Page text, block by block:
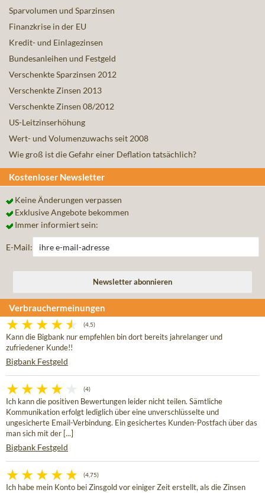
Sparvolumen und Sparzinsen
Finanzkrise in der EU
Kredit- und Einlagezinsen
Bundesanleihen und Festgeld
Verschenkte Sparzinsen 2012
Verschenkte Zinsen 2013
Verschenkte Zinsen 08/2012
US-Leitzinserhöhung
Wert- und Volumenzuwachs seit 2008
Wie groß ist die Gefahr einer Deflation tatsächlich?
Kostenloser Newsletter
Keine Änderungen verpassen
Exklusive Angebote bekommen
Immer informiert sein:
E-Mail:
Verbrauchermeinungen
(4,5)
Kann die Bigbank nur empfehlen bin dort bereits jahrelanger und
zufriedener Kunde!!
Bigbank Festgeld
(4)
Ich kann die positiven Bewertungen leider nicht teilen. Sämtliche
Kommunikation erfolgt lediglich über eine unverschlüsselte und
ungesicherte Email-Verbindung. Ein gesichertes Kunden-Postfach über das
man sich mit der [...]
Bigbank Festgeld
(4,75)
Ich habe mein Konto bei Zinsgold vor einiger Zeit erstellt, als die Zinsen